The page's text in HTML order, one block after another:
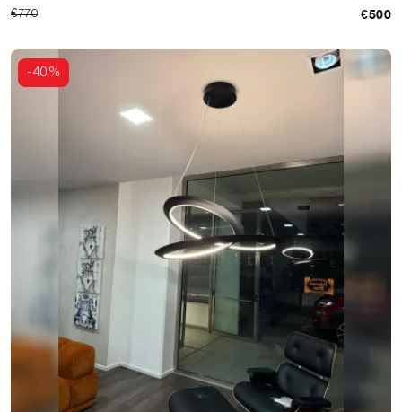
€770 €500
-40%